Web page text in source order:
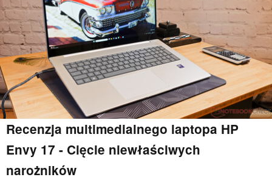
Recenzja multimedialnego laptopa HP
Envy 17 - Cięcie niewłaściwych
narożników